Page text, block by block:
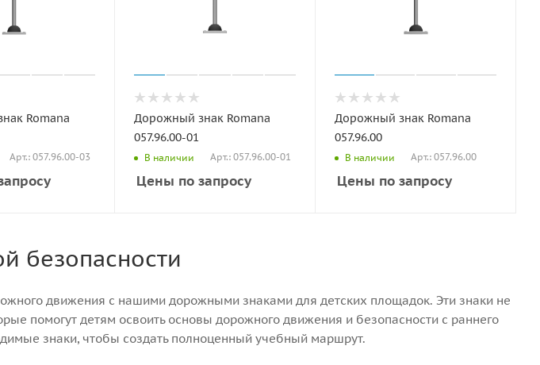
Romana
Арт.: 057.96.00-03
Дорожный знак Romana
057.96.00-01
В наличии Арт.: 057.96.00-01
Цены по запросу
Дорожный знак Romana
057.96.00
В наличии Арт.: 057.96.00
Цены по запросу
безопасности
движения с нашими дорожными знаками для детских площадок. Эти знаки не
помогут детям освоить основы дорожного движения и безопасности с раннего
знаки, чтобы создать полноценный учебный маршрут.